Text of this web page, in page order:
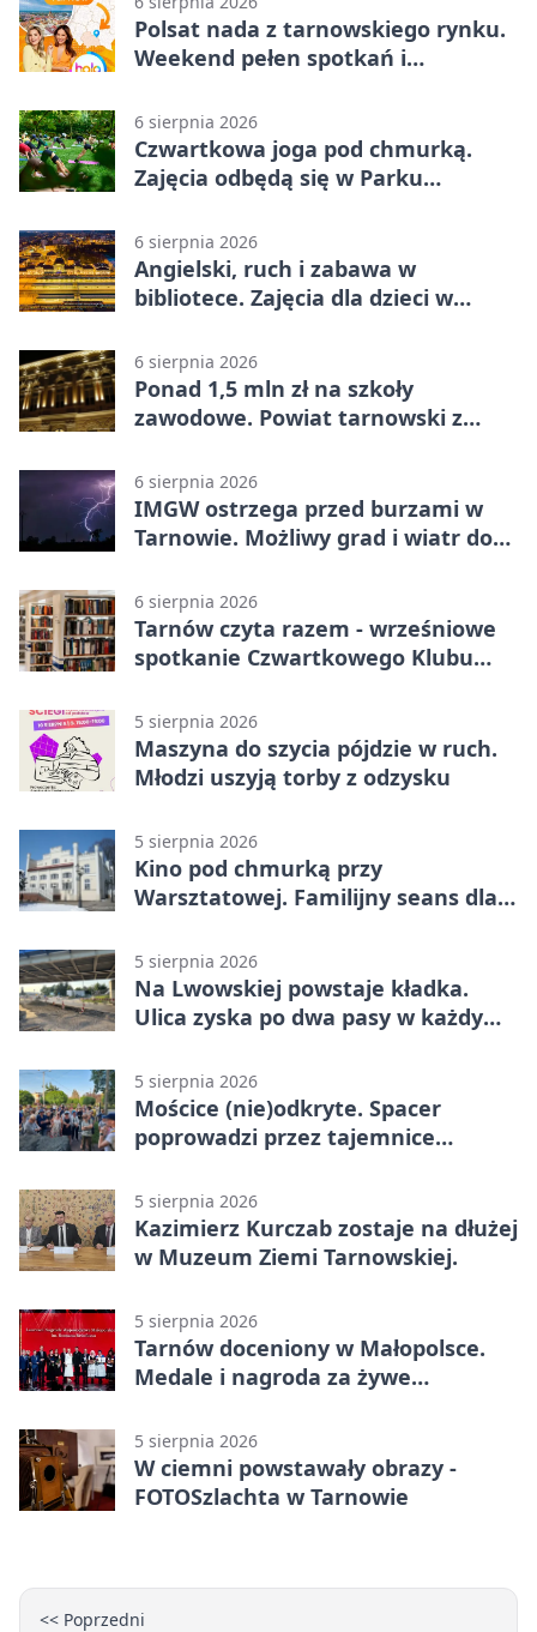
Polsat nada z tarnowskiego rynku.
Weekend pełen spotkań i
6 sierpnia 2026
Czwartkowa joga pod chmurką.
Zajęcia odbędą się w Parku
6 sierpnia 2026
Angielski, ruch i zabawa w
bibliotece. Zajęcia dla dzieci w
6 sierpnia 2026
Ponad 1,5 mln zł na szkoły
zawodowe. Powiat tarnowski z
6 sierpnia 2026
IMGW ostrzega przed burzami w
Tarnowie. Możliwy grad i wiatr do
6 sierpnia 2026
Tarnów czyta razem - wrześniowe
spotkanie Czwartkowego Klubu
5 sierpnia 2026
Maszyna do szycia pójdzie w ruch.
Młodzi uszyją torby z odzysku
5 sierpnia 2026
Kino pod chmurką przy
Warsztatowej. Familijny seans dla
5 sierpnia 2026
Na Lwowskiej powstaje kładka.
Ulica zyska po dwa pasy w każdym
5 sierpnia 2026
Mościce (nie)odkryte. Spacer
poprowadzi przez tajemnice
5 sierpnia 2026
Kazimierz Kurczab zostaje na dłużej
w Muzeum Ziemi Tarnowskiej.
5 sierpnia 2026
Tarnów doceniony w Małopolsce.
Medale i nagroda za żywe
5 sierpnia 2026
W ciemni powstawały obrazy -
FOTOSzlachta w Tarnowie
<< Poprzedni